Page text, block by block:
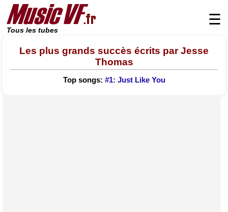
Tous les tubes
☰
Les plus grands succès écrits par Jesse
Thomas
Top songs: #1: Just Like You